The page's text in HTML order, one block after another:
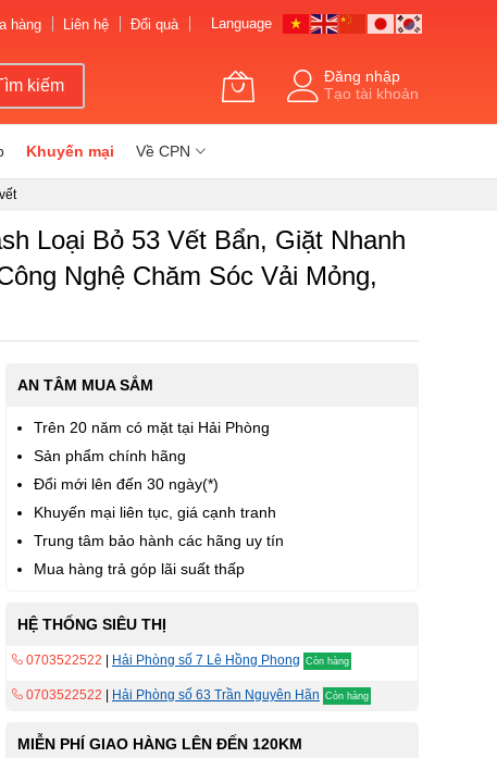
hàng Liên hệ Đổi quà Language
kiếm
Đăng nhập
Tạo tài khoản
Khuyến mại Về CPN
Loại Bỏ 53 Vết Bẩn, Giặt Nhanh
Nghệ Chăm Sóc Vải Mỏng,
AN TÂM MUA SẮM
Trên 20 năm có mặt tại Hải Phòng
Sản phẩm chính hãng
Đổi mới lên đến 30 ngày(*)
Khuyến mại liên tục, giá cạnh tranh
Trung tâm bảo hành các hãng uy tín
Mua hàng trả góp lãi suất thấp
HỆ THỐNG SIÊU THỊ
0703522522 Hải Phòng số 7 Lê Hồng Phong Còn hàng
0703522522 Hải Phòng số 63 Trần Nguyên Hãn Còn hàng
MIỄN PHÍ GIAO HÀNG LÊN ĐẾN 120KM